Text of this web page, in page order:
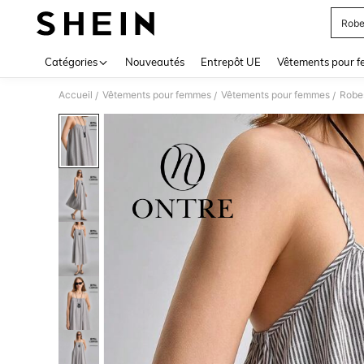
Catégories Nouveautés Entrepôt UE Vêtements pour
Accueil / Vêtements pour femmes / Vêtements pour femmes /